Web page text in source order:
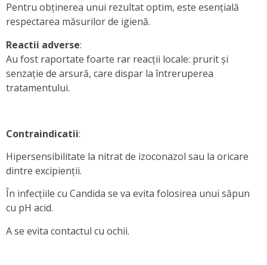
Pentru obţinerea unui rezultat optim, este esenţială
respectarea măsurilor de igienă.
Reactii adverse:
Au fost raportate foarte rar reacţii locale: prurit şi
senzaţie de arsură, care dispar la întreruperea
tratamentului.
Contraindicatii:
Hipersensibilitate la nitrat de izoconazol sau la oricare
dintre excipienții.
În infecţiile cu Candida se va evita folosirea unui săpun
cu pH acid.
A se evita contactul cu ochii.